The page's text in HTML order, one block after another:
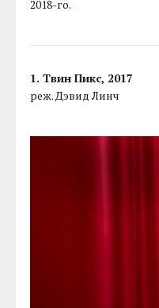
2018-го.
1. Твин Пикс, 2017
реж. Дэвид Линч